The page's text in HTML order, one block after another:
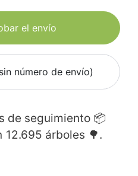
el envío
número de envío)
de seguimiento 📦
12.695 árboles 🌳.